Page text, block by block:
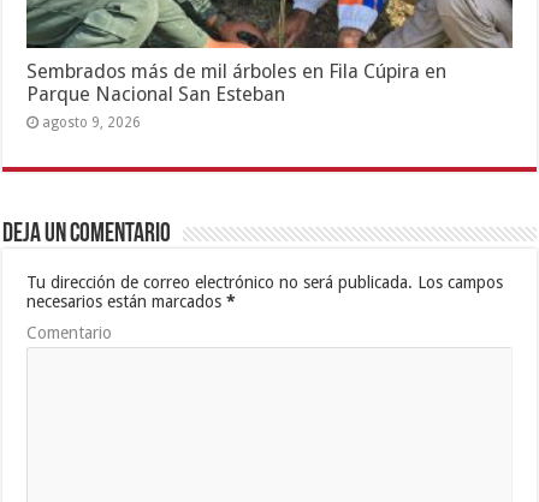
Sembrados más de mil árboles en Fila Cúpira en
Parque Nacional San Esteban
agosto 9, 2026
Deja un comentario
Tu dirección de correo electrónico no será publicada. Los campos
necesarios están marcados*
Comentario